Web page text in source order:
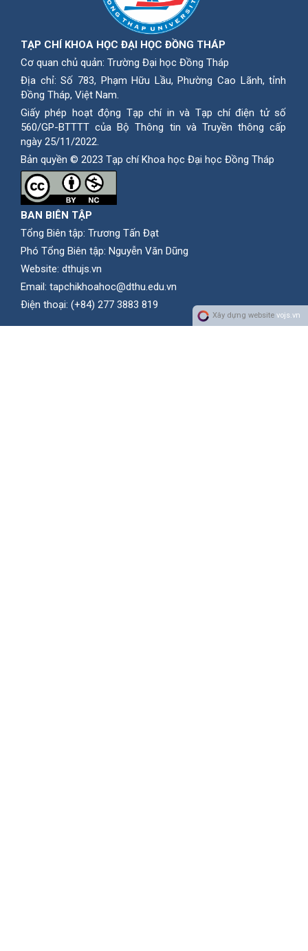
TẠP CHÍ KHOA HỌC ĐẠI HỌC ĐỒNG THÁP
Cơ quan chủ quản: Trường Đại học Đồng Tháp
Địa chỉ: Số 783, Phạm Hữu Lầu, Phường Cao Lãnh, tỉnh
Ðồng Tháp, Việt Nam.
Giấy phép hoạt động Tạp chí in và Tạp chí điện tử số
560/GP-BTTTT của Bộ Thông tin và Truyền thông cấp
ngày 25/11/2022.
Bản quyền © 2023 Tạp chí Khoa học Đại học Đồng Tháp
BAN BIÊN TẬP
Tổng Biên tập: Trương Tấn Đạt
Phó Tổng Biên tập: Nguyễn Văn Dũng
Website: dthujs.vn
Email: tapchikhoahoc@dthu.edu.vn
Ðiện thoại: (+84) 277 3883 819